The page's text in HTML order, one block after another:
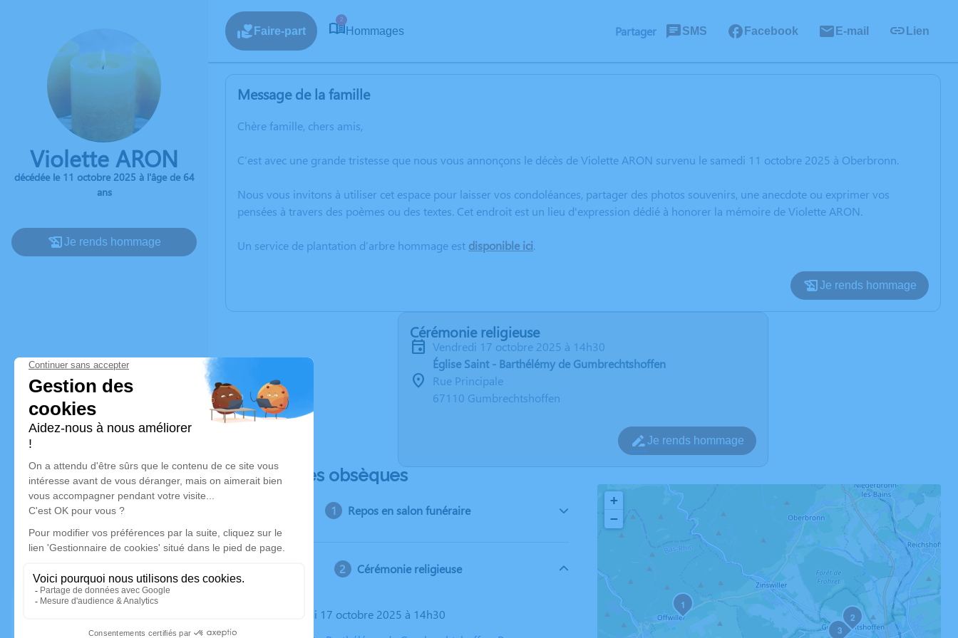
Violette ARON
décédée le 11 octobre 2025 à l'âge de 64
ans
Je rends hommage
Faire-part
2
Hommages Partager SMS Facebook E-mail Lien
Message de la famille
Chère famille, chers amis,
C’est avec une grande tristesse que nous vous annonçons le décès de Violette ARON survenu le samedi 11 octobre 2025 à Oberbronn.
Nous vous invitons à utiliser cet espace pour laisser vos condoléances, partager des photos souvenirs, une anecdote ou exprimer vos
pensées à travers des poèmes ou des textes. Cet endroit est un lieu d'expression dédié à honorer la mémoire de Violette ARON.
Un service de plantation d’arbre hommage est disponible ici.
Je rends hommage
Cérémonie religieuse
vendredi 17 octobre 2025 à 14h30
Église Saint - Barthélémy de Gumbrechtshoffen
Rue Principale
67110 Gumbrechtshoffen
Je rends hommage
Déroulé des obsèques
Repos en salon funéraire
Cérémonie religieuse
Le vendredi 17 octobre 2025 à 14h30
1
2
3
+
−